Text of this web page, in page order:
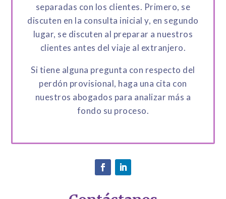
separadas con los clientes. Primero, se
discuten en la consulta inicial y, en segundo
lugar, se discuten al preparar a nuestros
clientes antes del viaje al extranjero.
Si tiene alguna pregunta con respecto del
perdón provisional, haga una cita con
nuestros abogados para analizar más a
fondo su proceso.